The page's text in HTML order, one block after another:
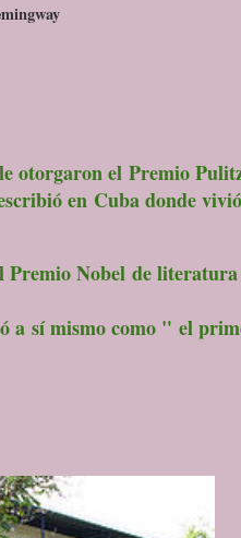
otorgaron el Premio
en Cuba donde
Premio Nobel de
a sí mismo como " el